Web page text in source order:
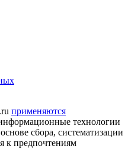
применяются
технологии
сбора, систематизации
к предпочтениям